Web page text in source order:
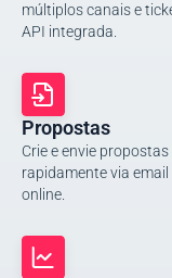
múltiplos canais e
API integrada.
Propostas
Crie e envie propostas
rapidamente via email
online.